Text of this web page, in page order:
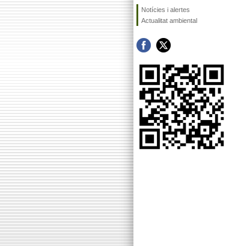
Notícies i alertes
Actualitat ambiental